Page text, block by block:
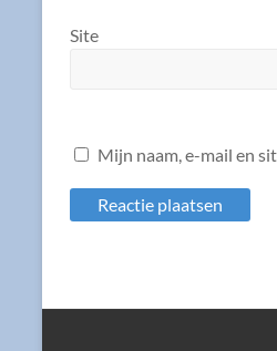
Site
Mijn naam, e-mail en